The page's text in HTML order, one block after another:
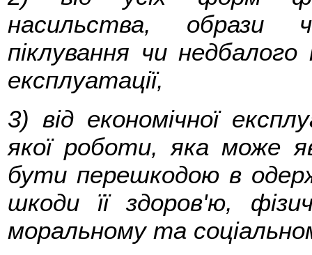
насильства, образи
піклування чи
експлуатації,
3) від економічної
якої роботи, яка може
бути перешкодою в
шкоди її здоров'ю,
моральному та